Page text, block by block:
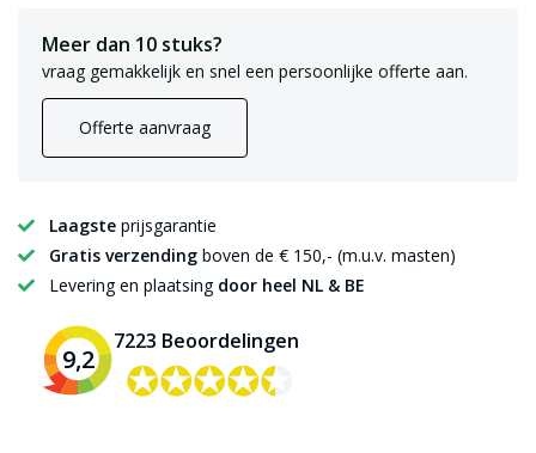
Meer dan 10 stuks?
vraag gemakkelijk en snel een persoonlijke offerte aan.
Offerte aanvraag
Laagste prijsgarantie
Gratis verzending boven de € 150,- (m.u.v. masten)
Levering en plaatsing door heel NL & BE
9,2
7223 Beoordelingen
✪✪✪✪✪
✪✪✪✪✪